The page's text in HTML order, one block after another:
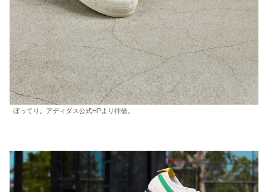
ぼってり。アディダス公式HPより拝借。